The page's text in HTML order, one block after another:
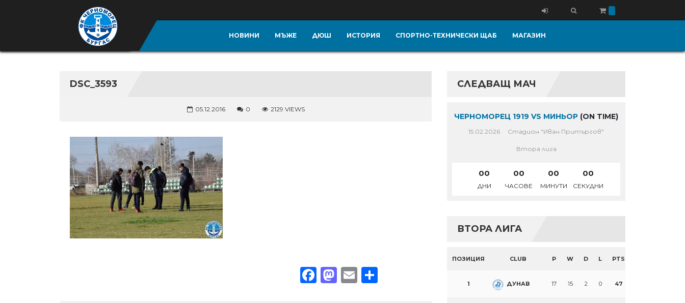
НОВИНИ МЪЖЕ ДЮШ ИСТОРИЯ СПОРТНО-ТЕХНИЧЕСКИ ЩАБ МАГАЗИН
DSC_3593
05.12.2016 0 2129 VIEWS
Facebook
Mastodon
EmailShare
СЛЕДВАЩ МАЧ
ЧЕРНОМОРЕЦ 1919 VS МИНЬОР (ON TIME)
15.02.2026 Стадион "Иван Притъргов"
Втора лига
00
ДНИ
00
ЧАСОВЕ
00
МИНУТИ
00
СЕКУДНИ
ВТОРА ЛИГА
ПОЗИЦИЯ CLUB P W D L PTS
1 ДУНАВ 17 15 2 0 47